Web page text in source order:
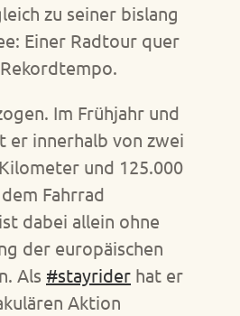
zu seiner bislang
Einer Radtour quer
Im Frühjahr und
er innerhalb von zwei
und 125.000
Fahrrad
dabei allein ohne
der europäischen
Als #stayrider hat er
Aktion